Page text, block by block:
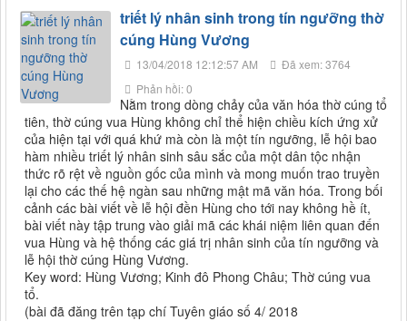
triết lý nhân sinh trong tín ngưỡng thờ
cúng Hùng Vương
13/04/2018 12:12:57 AM
Đã xem: 3764
Phản hồi: 0
Nằm trong dòng chảy của văn hóa thờ cúng tổ
tiên, thờ cúng vua Hùng không chỉ thể hiện chiều kích ứng xử
của hiện tại với quá khứ mà còn là một tín ngưỡng, lễ hội bao
hàm nhiều triết lý nhân sinh sâu sắc của một dân tộc nhận
thức rõ rệt về nguồn gốc của mình và mong muốn trao truyền
lại cho các thế hệ ngàn sau những mật mã văn hóa. Trong bối
cảnh các bài viết về lễ hội đền Hùng cho tới nay không hề ít,
bài viết này tập trung vào giải mã các khái niệm liên quan đến
vua Hùng và hệ thống các giá trị nhân sinh của tín ngưỡng và
lễ hội thờ cúng Hùng Vương.
Key word: Hùng Vương; Kinh đô Phong Châu; Thờ cúng vua
tổ.
(bài đã đăng trên tạp chí Tuyên giáo số 4/ 2018